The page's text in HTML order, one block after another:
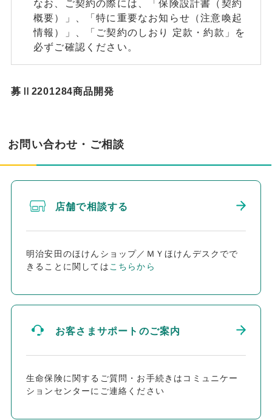
なお、ご契約の際には、「保険設計書（契約
概要）」、「特に重要なお知らせ（注意喚起
情報）」、「ご契約のしおり 定款・約款」を
必ずご確認ください。
募Ⅱ2201284商品開発
お問い合わせ・ご相談
店舗で相談する
明治安田のほけんショップ／ＭＹほけんデスクでで
きることに関しては こちらから
お客さまサポートのご案内
生命保険に関するご質問・お手続きはコミュニケー
ションセンターにご連絡ください